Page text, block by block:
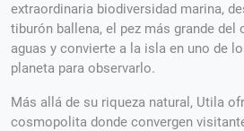
extraordinaria biodiversidad marina,
tiburón ballena, el pez más grande del
aguas y convierte a la isla en uno de
planeta para observarlo.
Más allá de su riqueza natural, Utila
cosmopolita donde convergen